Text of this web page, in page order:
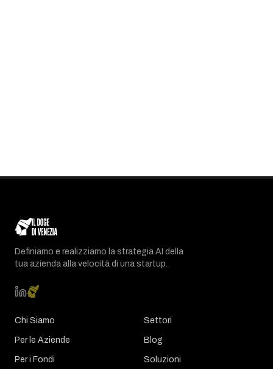
Definiamo e realizziamo la strategia AI della
tua azienda alla velocità di una startup.
Chi Siamo
Per le Aziende
Per i Fondi
Settori
Blog
Soluzioni